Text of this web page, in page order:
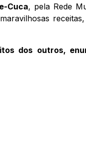
Cuca, pela Rede
dos outros,